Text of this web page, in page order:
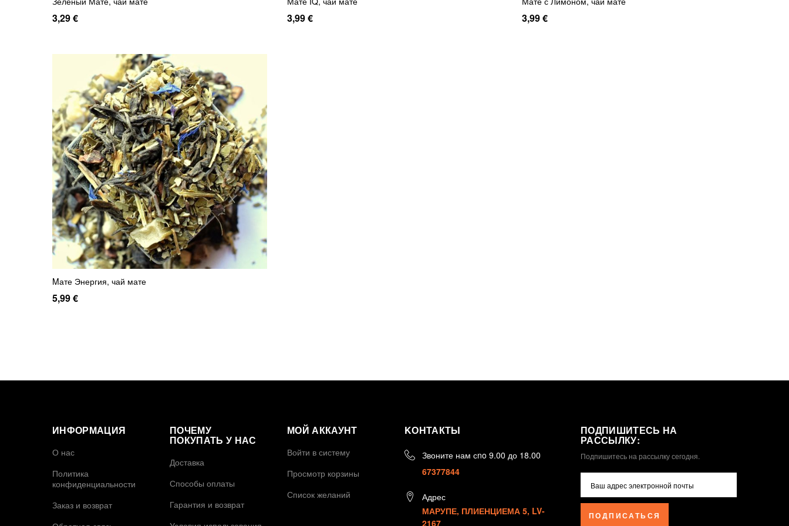
3,29 € 3,99 € 3,99 €
Mате Энергия, чай мате
5,99 €
ИНФОРМАЦИЯ
О нас
Политика
конфиденциальности
Заказ и возврат
ПОЧЕМУ
ПОКУПАТЬ У НАС
Доставка
Способы оплаты
Гарантия и возврат
МОЙ АККАУНТ
Войти в систему
Просмотр корзины
Список желаний
KОНТАКТЫ
Звоните нам сno 9.00 до 18.00
67377844
Адрес
МАРУПЕ, ПЛИЕНЦИЕМА 5, LV-
2167
ПОДПИШИТЕСЬ НА
РАССЫЛКУ:
Подпишитесь на рассылку сегодня.
ПОДПИСАТЬСЯ